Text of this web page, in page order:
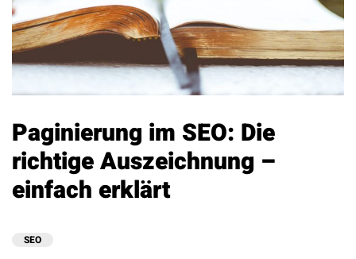
Paginierung im SEO: Die
richtige Auszeichnung –
einfach erklärt
SEO